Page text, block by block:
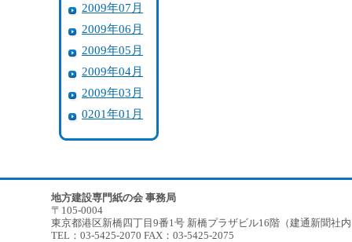
2009年07月
2009年06月
2009年05月
2009年04月
2009年03月
0201年01月
地方建設専門紙の会 事務局
〒105-0004
東京都港区新橋四丁目9番1号 新橋プラザビル16階（建通新聞社
TEL：03-5425-2070 FAX：03-5425-2075